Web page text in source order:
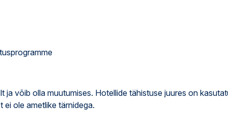
võib olla muutumises. Hotellide tähistuse juures on
ei ole ametlike tärnidega.